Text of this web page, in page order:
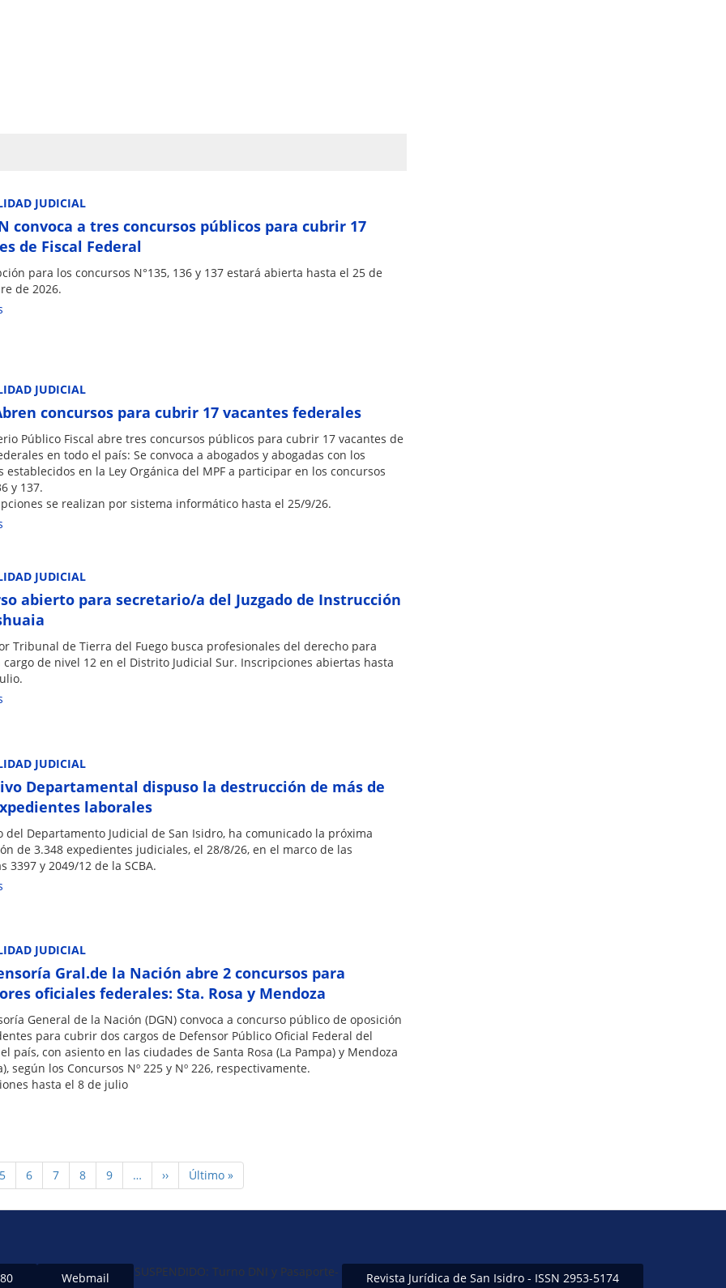
JUDICIAL
convoca a tres concursos públicos para cubrir 17
de Fiscal Federal
para los concursos N°135, 136 y 137 estará abierta hasta el 25 de
de 2026.
JUDICIAL
concursos para cubrir 17 vacantes federales
Público Fiscal abre tres concursos públicos para cubrir 17 vacantes de
en todo el país: Se convoca a abogados y abogadas con los
establecidos en la Ley Orgánica del MPF a participar en los concursos
y 137.
se realizan por sistema informático hasta el 25/9/26.
JUDICIAL
abierto para secretario/a del Juzgado de Instrucción
Tribunal de Tierra del Fuego busca profesionales del derecho para
de nivel 12 en el Distrito Judicial Sur. Inscripciones abiertas hasta
JUDICIAL
Departamental dispuso la destrucción de más de
laborales
del Departamento Judicial de San Isidro, ha comunicado la próxima
de 3.348 expedientes judiciales, el 28/8/26, en el marco de las
3397 y 2049/12 de la SCBA.
JUDICIAL
Gral.de la Nación abre 2 concursos para
oficiales federales: Sta. Rosa y Mendoza
General de la Nación (DGN) convoca a concurso público de oposición
para cubrir dos cargos de Defensor Público Oficial Federal del
país, con asiento en las ciudades de Santa Rosa (La Pampa) y Mendoza
según los Concursos Nº 225 y Nº 226, respectivamente.
hasta el 8 de julio
Page
5 Page
6 Page
7 Page
8 Page
9 …
Siguiente
página
››
Última
página
Último »
Webmail SUSPENDIDO: Turno DNI y Pasaporte- Revista Jurídica de San Isidro - ISSN 2953-5174